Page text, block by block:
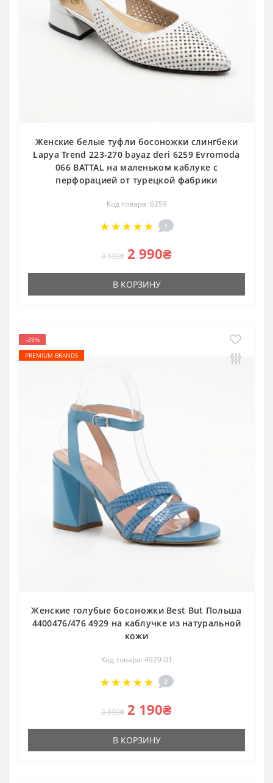
Женские белые туфли босоножки слингбеки
Lapya Trend 223-270 bayaz deri 6259 Evromoda
066 BATTAL на маленьком каблуке с
перфорацией от турецкой фабрики
Код товара: 6259
1
3 590₴ 2 990₴
В КОРЗИНУ
-39%
PREMIUM BRANDS
Женские голубые босоножки Best But Польша
4400476/476 4929 на каблучке из натуральной
кожи
Код товара: 4929-01
2
3 590₴ 2 190₴
В КОРЗИНУ